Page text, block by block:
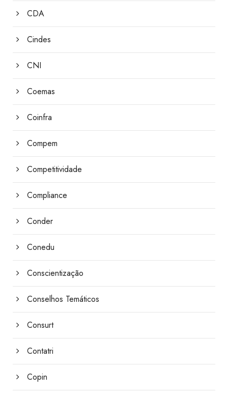
CDA
Cindes
CNI
Coemas
Coinfra
Compem
Competitividade
Compliance
Conder
Conedu
Conscientização
Conselhos Temáticos
Consurt
Contatri
Copin